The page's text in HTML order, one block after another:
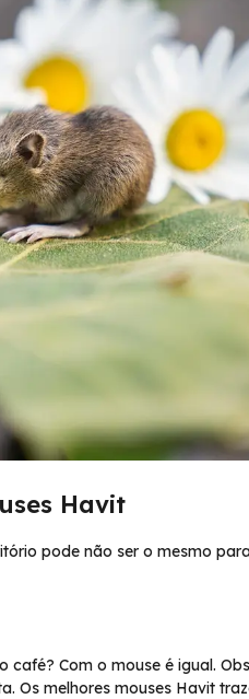
Havit
pode não ser o mesmo
Com o mouse é igual.
Os melhores mouses Havit